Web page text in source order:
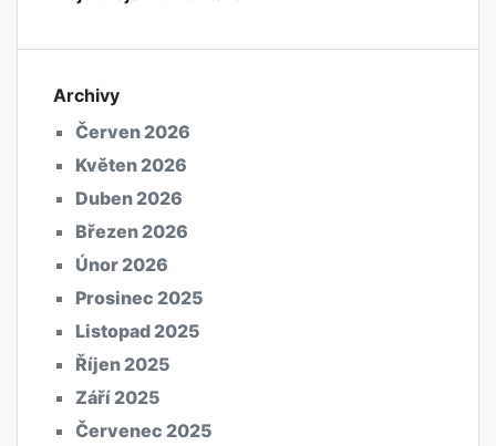
Archivy
Červen 2026
Květen 2026
Duben 2026
Březen 2026
Únor 2026
Prosinec 2025
Listopad 2025
Říjen 2025
Září 2025
Červenec 2025